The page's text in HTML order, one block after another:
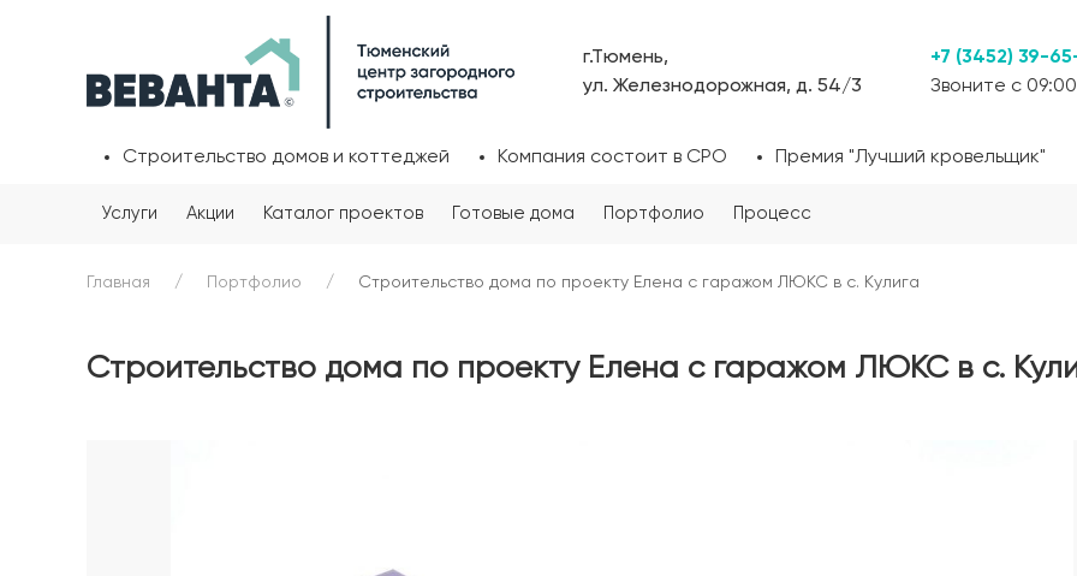
г.Тюмень,
ул. Железнодорожная, д. 54/3
+7 (3452) 39-
Звоните с
Строительство домов и коттеджей Компания состоит в СРО Премия "Лучший кровельщик"
Услуги Акции Каталог проектов Готовые дома Портфолио Процесс
Главная Портфолио Строительство дома по проекту Елена с гаражом ЛЮКС в с. Кулига
Строительство дома по проекту Елена с гаражом ЛЮКС в с.